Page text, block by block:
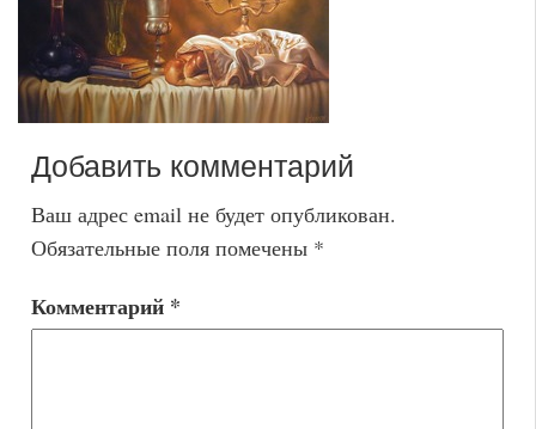
Добавить комментарий
Ваш адрес email не будет опубликован.
Обязательные поля помечены *
Комментарий *